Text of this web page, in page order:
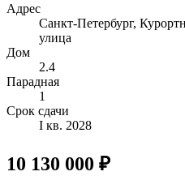
Адрес
Санкт-Петербург,
улица
Дом
2.4
Парадная
1
Срок сдачи
I кв. 2028
10 130 000 ₽